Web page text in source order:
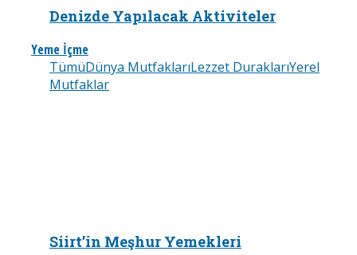
Denizde Yapılacak Aktiviteler
Yeme İçme
TümüDünya MutfaklarıLezzet DuraklarıYerel
Mutfaklar
Siirt’in Meşhur Yemekleri